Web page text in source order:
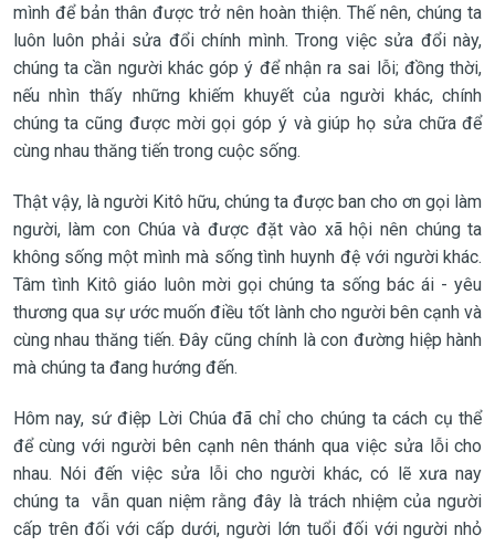
mình để bản thân được trở nên hoàn thiện. Thế nên, chúng ta
luôn luôn phải sửa đổi chính mình. Trong việc sửa đổi này,
chúng ta cần người khác góp ý để nhận ra sai lỗi; đồng thời,
nếu nhìn thấy những khiếm khuyết của người khác, chính
chúng ta cũng được mời gọi góp ý và giúp họ sửa chữa để
cùng nhau thăng tiến trong cuộc sống.
Thật vậy, là người Kitô hữu, chúng ta được ban cho ơn gọi làm
người, làm con Chúa và được đặt vào xã hội nên chúng ta
không sống một mình mà sống tình huynh đệ với người khác.
Tâm tình Kitô giáo luôn mời gọi chúng ta sống bác ái - yêu
thương qua sự ước muốn điều tốt lành cho người bên cạnh và
cùng nhau thăng tiến. Đây cũng chính là con đường hiệp hành
mà chúng ta đang hướng đến.
Hôm nay, sứ điệp Lời Chúa đã chỉ cho chúng ta cách cụ thể
để cùng với người bên cạnh nên thánh qua việc sửa lỗi cho
nhau. Nói đến việc sửa lỗi cho người khác, có lẽ xưa nay
chúng ta vẫn quan niệm rằng đây là trách nhiệm của người
cấp trên đối với cấp dưới, người lớn tuổi đối với người nhỏ